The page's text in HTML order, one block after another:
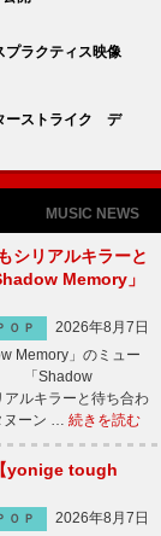
ラクティス映像
ーストライク デ
MUSIC NEWS
シリアルキラーと
Memory」
ＯＰ
2026年8月7日
Memory」のミュー
「Shadow
ルキラーと待ち合わ
ヌーン … 続きを読む
yonige tough
ＯＰ
2026年8月7日